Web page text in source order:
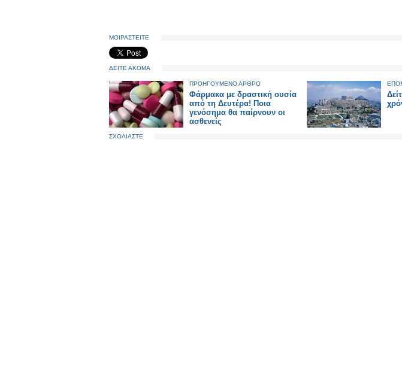
ΜΟΙΡΑΣΤΕΙΤΕ
ΔΕΙΤΕ ΑΚΟΜΑ
ΠΡΟΗΓΟΥΜΕΝΟ ΑΡΘΡΟ
Φάρμακα με δραστική ουσία
από τη Δευτέρα! Ποια
γενόσημα θα παίρνουν οι
ασθενείς
ΣΧΟΛΙΑΣΤΕ